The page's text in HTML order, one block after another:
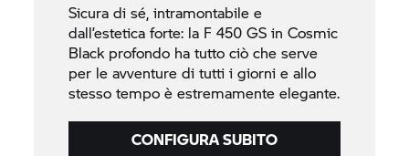
Sicura di sé, intramontabile e
dall’estetica forte: la F 450 GS in Cosmic
Black profondo ha tutto ciò che serve
per le avventure di tutti i giorni e allo
stesso tempo è estremamente elegante.
CONFIGURA SUBITO